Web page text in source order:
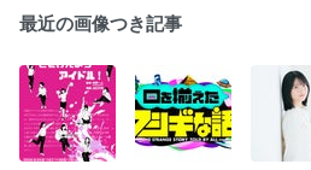
最近の画像つき記事